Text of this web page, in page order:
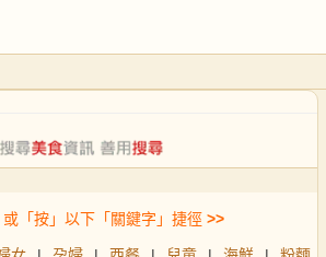
「按」以下「關鍵字」捷徑 >>